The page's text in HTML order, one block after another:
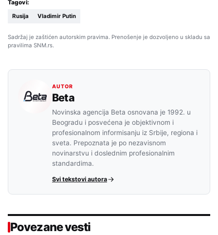
Tagovi:
Rusija Vladimir Putin
Sadržaj je zaštićen autorskim pravima. Prenošenje je dozvoljeno u skladu sa
pravilima SNM.rs.
AUTOR
Beta
Novinska agencija Beta osnovana je 1992. u
Beogradu i posvećena je objektivnom i
profesionalnom informisanju iz Srbije, regiona i
sveta. Prepoznata je po nezavisnom
novinarstvu i doslednim profesionalnim
standardima.
Svi tekstovi autora
Povezane vesti